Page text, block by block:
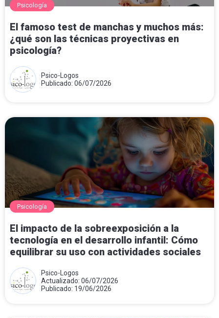
Psicología
El famoso test de manchas y muchos más:
¿qué son las técnicas proyectivas en
psicología?
Psico-Logos
Publicado: 06/07/2026
Psicología
El impacto de la sobreexposición a la
tecnología en el desarrollo infantil: Cómo
equilibrar su uso con actividades sociales
Psico-Logos
Actualizado: 06/07/2026
Publicado: 19/06/2026